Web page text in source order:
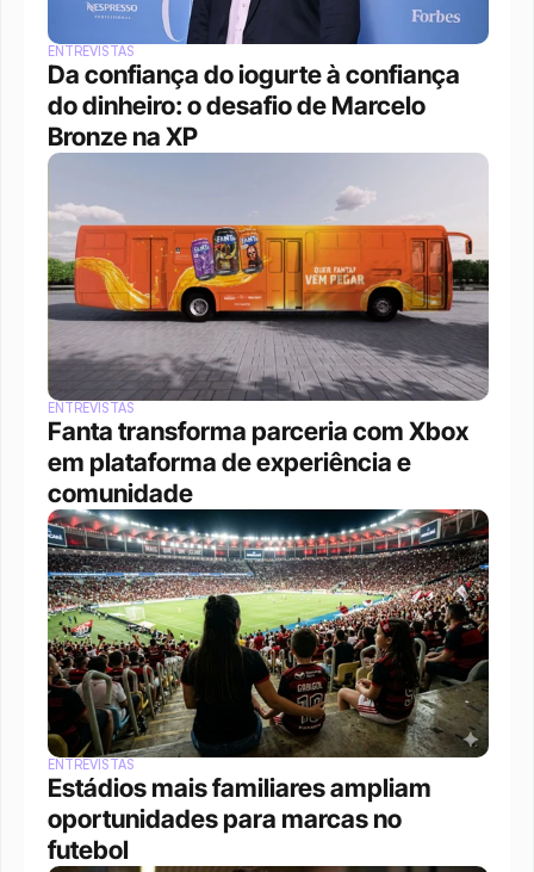
ENTREVISTAS
Da confiança do iogurte à confiança
do dinheiro: o desafio de Marcelo
Bronze na XP
ENTREVISTAS
Fanta transforma parceria com Xbox
em plataforma de experiência e
comunidade
ENTREVISTAS
Estádios mais familiares ampliam
oportunidades para marcas no
futebol